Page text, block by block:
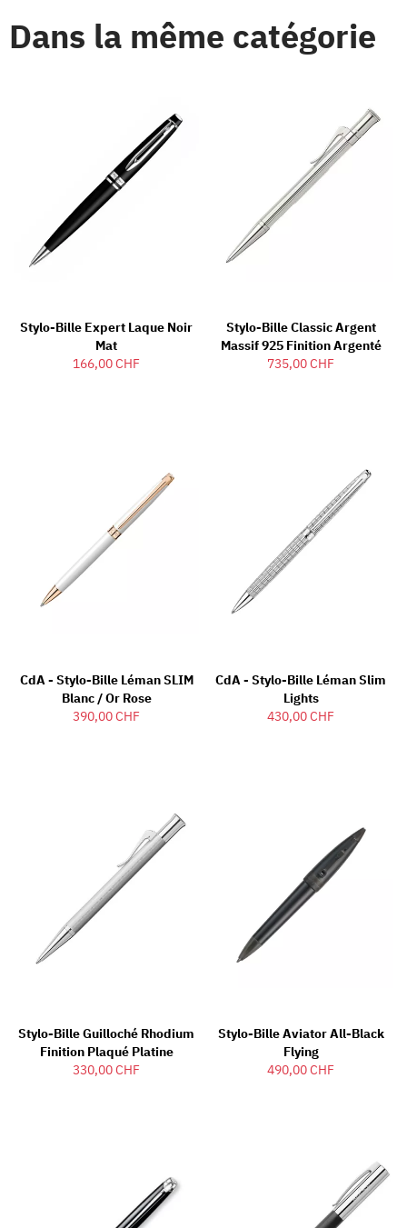
Dans la même catégorie
Stylo-Bille Expert Laque Noir
Mat
166,00 CHF
Stylo-Bille Classic Argent
Massif 925 Finition Argenté
735,00 CHF
CdA - Stylo-Bille Léman SLIM
Blanc / Or Rose
390,00 CHF
CdA - Stylo-Bille Léman Slim
Lights
430,00 CHF
Stylo-Bille Guilloché Rhodium
Finition Plaqué Platine
330,00 CHF
Stylo-Bille Aviator All-Black
Flying
490,00 CHF